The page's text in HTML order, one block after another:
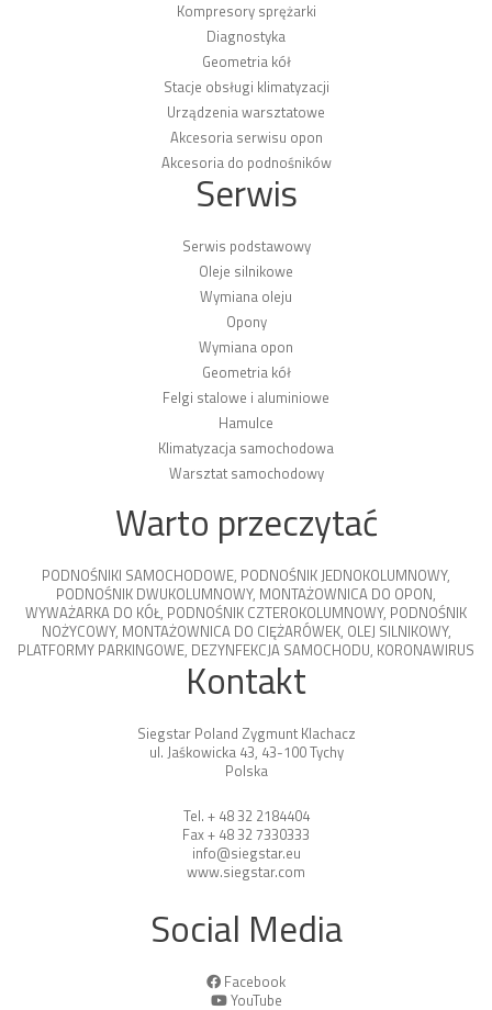
Kompresory sprężarki
Diagnostyka
Geometria kół
Stacje obsługi klimatyzacji
Urządzenia warsztatowe
Akcesoria serwisu opon
Akcesoria do podnośników
Serwis
Serwis podstawowy
Oleje silnikowe
Wymiana oleju
Opony
Wymiana opon
Geometria kół
Felgi stalowe i aluminiowe
Hamulce
Klimatyzacja samochodowa
Warsztat samochodowy
Warto przeczytać
PODNOŚNIKI SAMOCHODOWE, PODNOŚNIK JEDNOKOLUMNOWY,
PODNOŚNIK DWUKOLUMNOWY, MONTAŻOWNICA DO OPON,
WYWAŻARKA DO KÓŁ, PODNOŚNIK CZTEROKOLUMNOWY, PODNOŚNIK
NOŻYCOWY, MONTAŻOWNICA DO CIĘŻARÓWEK, OLEJ SILNIKOWY,
PLATFORMY PARKINGOWE, DEZYNFEKCJA SAMOCHODU, KORONAWIRUS
Kontakt
Siegstar Poland Zygmunt Klachacz
ul. Jaśkowicka 43, 43-100 Tychy
Polska
Tel. + 48 32 2184404
Fax + 48 32 7330333
info@siegstar.eu
www.siegstar.com
Social Media
Facebook
YouTube